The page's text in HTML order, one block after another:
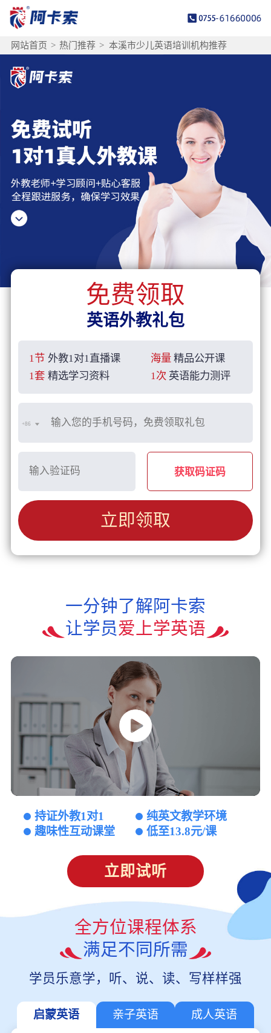
网站首页 > 热门推荐 > 本溪市少儿英语培训机构推荐
免费领取
英语外教礼包
1节 外教1对1直播课 海量 精品公开课
1套 精选学习资料 1次 英语能力测评
+86
获取码证码
立即领取
一分钟了解阿卡索
让学员爱上学英语
持证外教1对1
纯英文教学环境
趣味性互动课堂
低至13.8元/课
立即试听
全方位课程体系
满足不同所需
学员乐意学，听、说、读、写样样强
启蒙英语 亲子英语 成人英语